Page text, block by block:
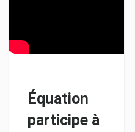
Équation
participe à